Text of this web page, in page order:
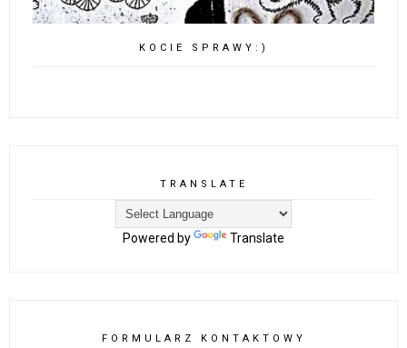
KOCIE SPRAWY:)
TRANSLATE
Powered by Translate
FORMULARZ KONTAKTOWY